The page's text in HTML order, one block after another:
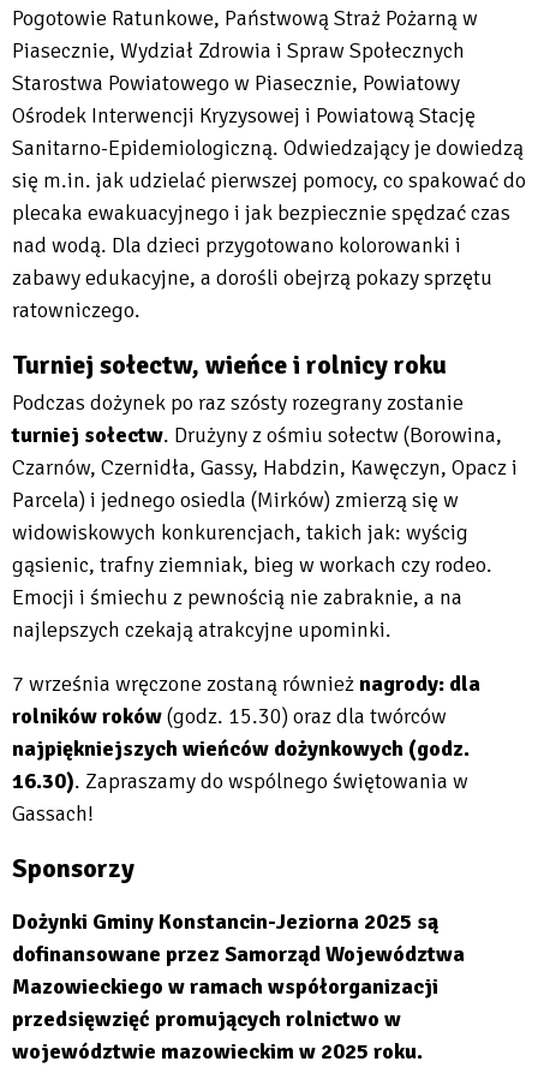
Pogotowie Ratunkowe, Państwową Straż Pożarną w
Piasecznie, Wydział Zdrowia i Spraw Społecznych
Starostwa Powiatowego w Piasecznie, Powiatowy
Ośrodek Interwencji Kryzysowej i Powiatową Stację
Sanitarno-Epidemiologiczną. Odwiedzający je dowiedzą
się m.in. jak udzielać pierwszej pomocy, co spakować do
plecaka ewakuacyjnego i jak bezpiecznie spędzać czas
nad wodą. Dla dzieci przygotowano kolorowanki i
zabawy edukacyjne, a dorośli obejrzą pokazy sprzętu
ratowniczego.
Turniej sołectw, wieńce i rolnicy roku
Podczas dożynek po raz szósty rozegrany zostanie
turniej sołectw. Drużyny z ośmiu sołectw (Borowina,
Czarnów, Czernidła, Gassy, Habdzin, Kawęczyn, Opacz i
Parcela) i jednego osiedla (Mirków) zmierzą się w
widowiskowych konkurencjach, takich jak: wyścig
gąsienic, trafny ziemniak, bieg w workach czy rodeo.
Emocji i śmiechu z pewnością nie zabraknie, a na
najlepszych czekają atrakcyjne upominki.
7 września wręczone zostaną również nagrody: dla
rolników roków(godz. 15.30) oraz dla twórców
najpiękniejszych wieńców dożynkowych (godz.
16.30). Zapraszamy do wspólnego świętowania w
Gassach!
Sponsorzy
Dożynki Gminy Konstancin-Jeziorna 2025 są
dofinansowane przez Samorząd Województwa
Mazowieckiego w ramach współorganizacji
przedsięwzięć promujących rolnictwo w
województwie mazowieckim w 2025 roku.